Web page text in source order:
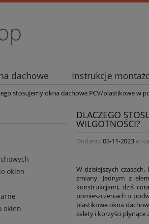
dachowe Instrukcje
stosujemy okna dachowe PCV/plastikowe w
okien
okien
DLACZEGO
WILGOTNOŚCI?
Dodano: 03-11-2023w
W dzisiejszych
zmiany. Jednym z
konstrukcjami, dziś
pomieszczeniach o
plastikowe okna
zalety i korzyści